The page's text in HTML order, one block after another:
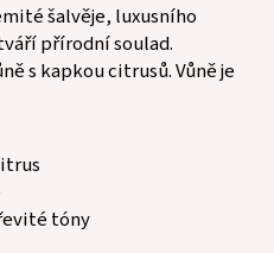
šalvěje, luxusního
přírodní soulad.
s kapkou citrusů. Vůně je
tóny